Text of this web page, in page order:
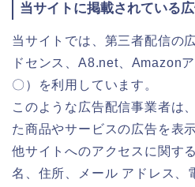
当サイトに掲載されている
当サイトでは、第三者配信の
ドセンス、A8.net、Amazon
〇）を利用しています。
このような広告配信事業者は
た商品やサービスの広告を表
他サイトへのアクセスに関す
名、住所、メール アドレス、